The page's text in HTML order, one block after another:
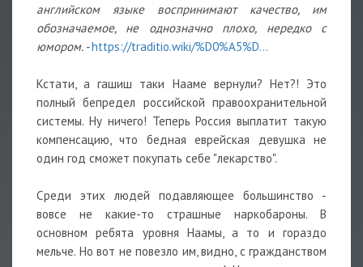
английском языке воспринимают качество, им
обозначаемое, не однозначно плохо, нередко с
юмором. -https://traditio.wiki/%D0%A5%D...
Кстати, а гашиш таки Нааме вернули? Нет?! Это
полный бепредел российской правоохранительной
системы. Ну ничего! Теперь Россия выплатит такую
компенсацию, что бедная еврейская девушка не
один год сможет покупать себе "лекарство".
Среди этих людей подавляющее большинство -
вовсе не какие-то страшные наркобароны. В
основном ребята уровня Наамы, а то и гораздо
мельче. Но вот не повезло им, видно, с гражданством